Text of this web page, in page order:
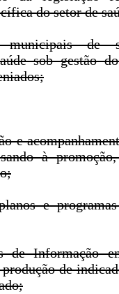
do setor de
de
sob gestão
e
à
e
de Informação
de